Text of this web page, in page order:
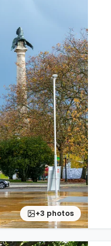
+3 photos